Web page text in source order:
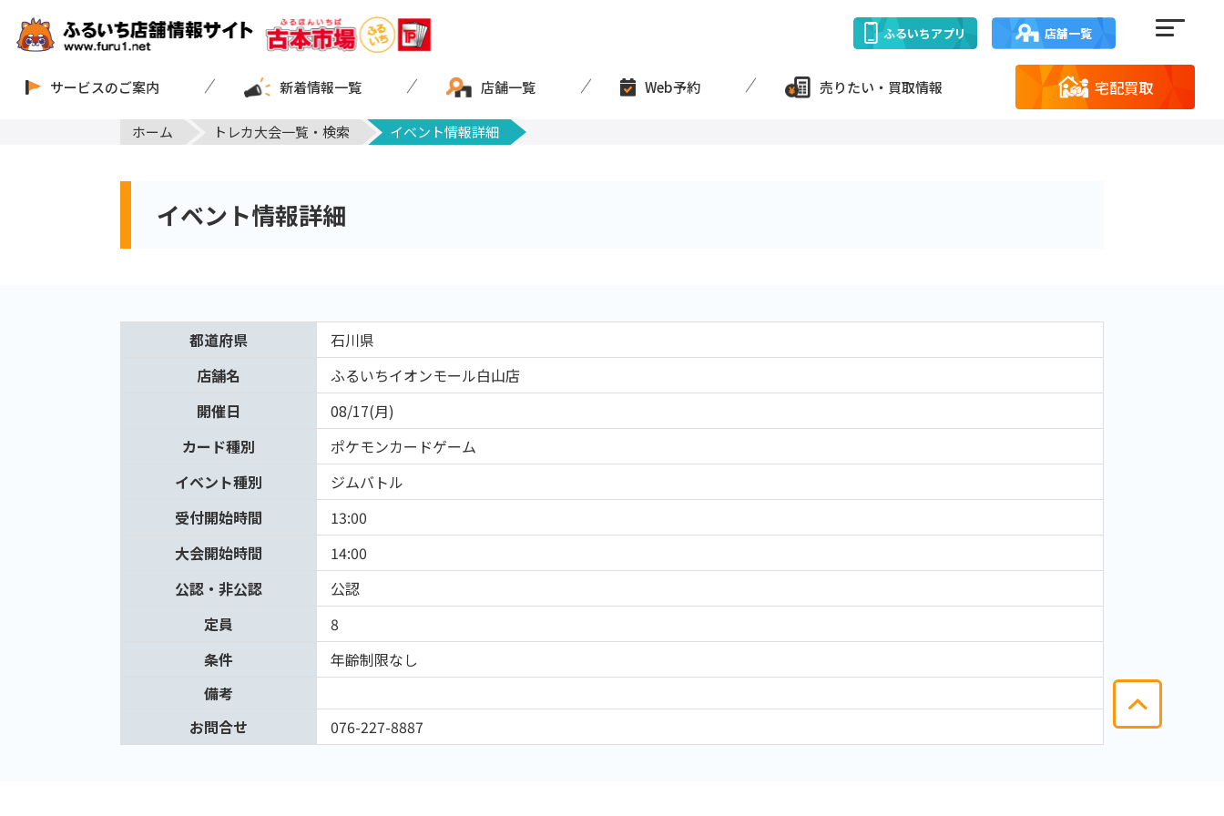
ふるいちアプリ 店舗一覧
サービスのご案内 新着情報一覧 店舗一覧 Web予約 売りたい・買取情報 宅配買取
ホーム トレカ大会一覧・検索 イベント情報詳細
イベント情報詳細
都道府県
石川県
店舗名
ふるいちイオンモール白山店
開催日
08/17(月)
カード種別
ポケモンカードゲーム
イベント種別
ジムバトル
受付開始時間
13:00
大会開始時間
14:00
公認・非公認
公認
定員
8
条件
年齢制限なし
備考
お問合せ
076-227-8887